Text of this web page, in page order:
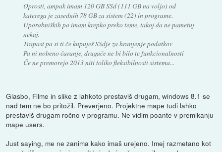
Oprosti, ampak imam 120 GB SSd (111 GB na voljo) od
katerega je zasednih 78 GB za sistem (22) in programe.
Uporabniških pa imam krepko preko teme, takoj da ne pametuj
nekaj.
Trapast pa si ti če kupuješ SSdje za hranjenje podatkov
Pa ni nobeno čaranje, drugače ne bi bilo te funkcionalnosti
Če ne premorejo 2013 niti toliko fleksibilnosti sistema...
Glasbo, Filme in slike z lahkoto prestaviš drugam, windows 8.1 se
nad tem ne bo pritožil. Preverjeno. Projektne mape tudi lahko
prestaviš drugam ročno v programu. Ne vidim poante v premikanju
mape users.
Just saying, me ne zanima kako imaš urejeno. Imej razmetano kot